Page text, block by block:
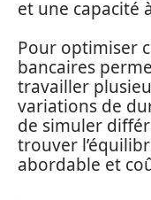
et une capacité
Pour optimiser
bancaires
travailler
variations de
de simuler
trouver
abordable et